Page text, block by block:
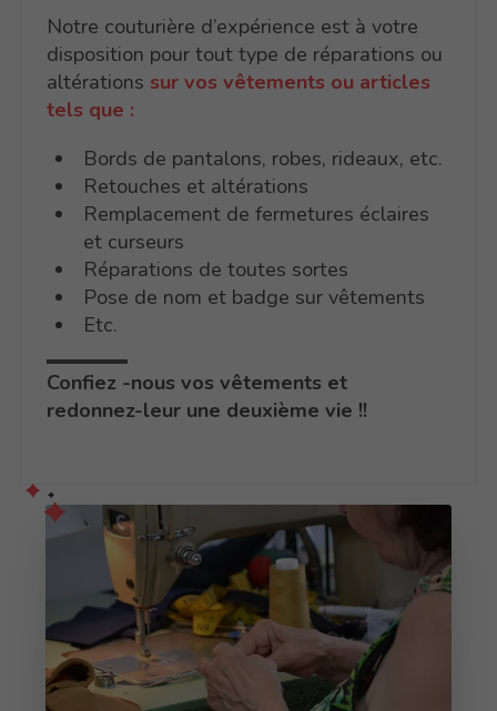
Notre couturière d’expérience est à votre
disposition pour tout type de réparations ou
altérations sur vos vêtements ou articles
tels que :
Bords de pantalons, robes, rideaux, etc.
Retouches et altérations
Remplacement de fermetures éclaires
et curseurs
Réparations de toutes sortes
Pose de nom et badge sur vêtements
Etc.
Confiez -nous vos vêtements et
redonnez-leur une deuxième vie !!